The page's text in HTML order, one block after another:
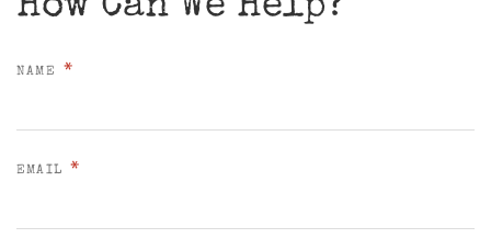
NAME *
EMAIL *